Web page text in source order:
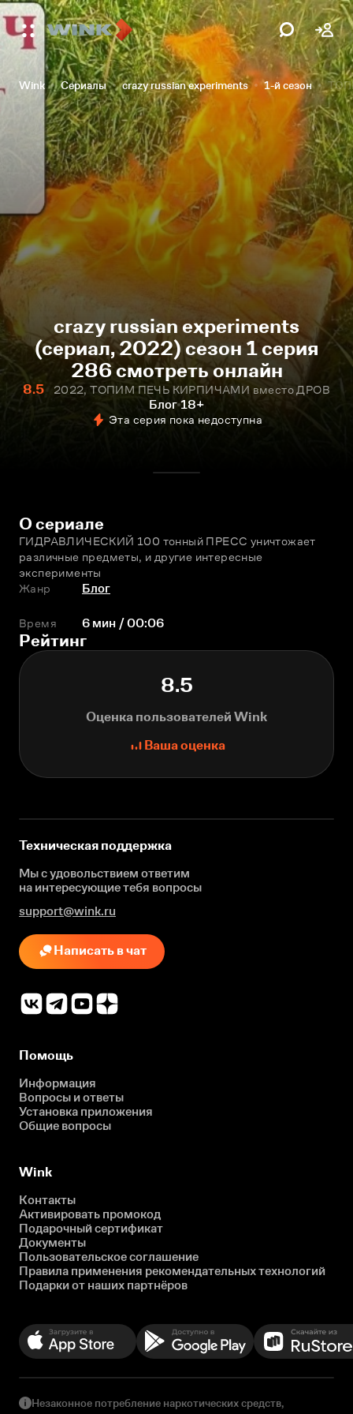
Wink Сериалы crazy russian experiments 1-й сезон
crazy russian experiments
(сериал, 2022) сезон 1 серия
286 смотреть онлайн
8.5
2022, ТОПИМ ПЕЧЬ КИРПИЧАМИ вместо ДРОВ
Блог 18+
Эта серия пока недоступна
О сериале
ГИДРАВЛИЧЕСКИЙ 100 тонный ПРЕСС уничтожает
различные предметы, и другие интересные
эксперименты
Жанр
Блог
Время 6 мин / 00:06
Рейтинг
8.5
Оценка пользователей Wink
Ваша оценка
Техническая поддержка
Мы с удовольствием ответим
на интересующиетебя вопросы
support@wink.ru
Написать в чат
Помощь
Информация
Вопросы и ответы
Установка приложения
Общие вопросы
Wink
Контакты
Активировать промокод
Подарочный сертификат
Документы
Пользовательское соглашение
Правила применения рекомендательных технологий
Подарки от наших партнёров
Незаконное потребление наркотических средств,